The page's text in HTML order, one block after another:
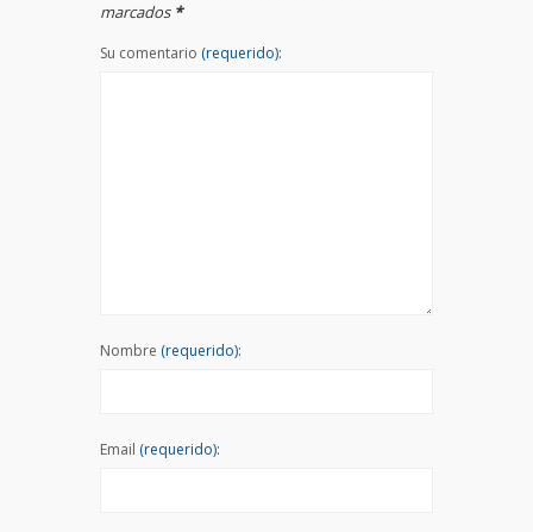
marcados *
Su comentario (requerido):
Nombre (requerido):
Email (requerido):